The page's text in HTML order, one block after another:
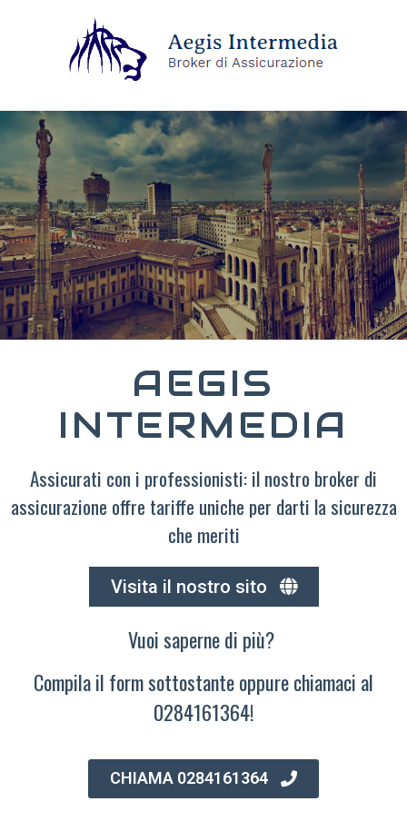
AEGIS
INTERMEDIA
Assicurati con i professionisti: il nostro broker di
assicurazione offre tariffe uniche per darti la sicurezza
che meriti
Visita il nostro sito
Vuoi saperne di più?
Compila il form sottostante oppure chiamaci al
0284161364!
CHIAMA 0284161364